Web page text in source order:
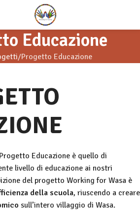
Educazione
Progetto Educazione
Educazione è quello di
livello di educazione ai nostri
del progetto Working for Wasa è
della scuola, riuscendo a creare
sull’intero villaggio di Wasa.